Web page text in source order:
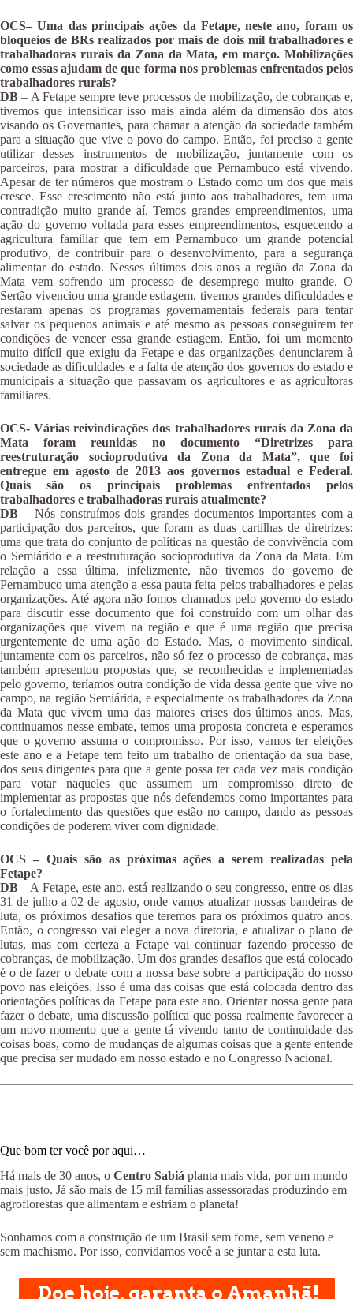
OCS– Uma das principais ações da Fetape, neste ano, foram os
bloqueios de BRs realizados por mais de dois mil trabalhadores e
trabalhadoras rurais da Zona da Mata, em março. Mobilizações
como essas ajudam de que forma nos problemas enfrentados pelos
trabalhadores rurais?
DB – A Fetape sempre teve processos de mobilização, de cobranças e,
tivemos que intensificar isso mais ainda além da dimensão dos atos
visando os Governantes, para chamar a atenção da sociedade também
para a situação que vive o povo do campo. Então, foi preciso a gente
utilizar desses instrumentos de mobilização, juntamente com os
parceiros, para mostrar a dificuldade que Pernambuco está vivendo.
Apesar de ter números que mostram o Estado como um dos que mais
cresce. Esse crescimento não está junto aos trabalhadores, tem uma
contradição muito grande aí. Temos grandes empreendimentos, uma
ação do governo voltada para esses empreendimentos, esquecendo a
agricultura familiar que tem em Pernambuco um grande potencial
produtivo, de contribuir para o desenvolvimento, para a segurança
alimentar do estado. Nesses últimos dois anos a região da Zona da
Mata vem sofrendo um processo de desemprego muito grande. O
Sertão vivenciou uma grande estiagem, tivemos grandes dificuldades e
restaram apenas os programas governamentais federais para tentar
salvar os pequenos animais e até mesmo as pessoas conseguirem ter
condições de vencer essa grande estiagem. Então, foi um momento
muito difícil que exigiu da Fetape e das organizações denunciarem à
sociedade as dificuldades e a falta de atenção dos governos do estado e
municipais a situação que passavam os agricultores e as agricultoras
familiares.
OCS- Várias reivindicações dos trabalhadores rurais da Zona da
Mata foram reunidas no documento “Diretrizes para
reestruturação socioprodutiva da Zona da Mata”, que foi
entregue em agosto de 2013 aos governos estadual e Federal.
Quais são os principais problemas enfrentados pelos
trabalhadores e trabalhadoras rurais atualmente?
DB – Nós construímos dois grandes documentos importantes com a
participação dos parceiros, que foram as duas cartilhas de diretrizes:
uma que trata do conjunto de políticas na questão de convivência com
o Semiárido e a reestruturação socioprodutiva da Zona da Mata. Em
relação a essa última, infelizmente, não tivemos do governo de
Pernambuco uma atenção a essa pauta feita pelos trabalhadores e pelas
organizações. Até agora não fomos chamados pelo governo do estado
para discutir esse documento que foi construído com um olhar das
organizações que vivem na região e que é uma região que precisa
urgentemente de uma ação do Estado. Mas, o movimento sindical,
juntamente com os parceiros, não só fez o processo de cobrança, mas
também apresentou propostas que, se reconhecidas e implementadas
pelo governo, teríamos outra condição de vida dessa gente que vive no
campo, na região Semiárida, e especialmente os trabalhadores da Zona
da Mata que vivem uma das maiores crises dos últimos anos. Mas,
continuamos nesse embate, temos uma proposta concreta e esperamos
que o governo assuma o compromisso. Por isso, vamos ter eleições
este ano e a Fetape tem feito um trabalho de orientação da sua base,
dos seus dirigentes para que a gente possa ter cada vez mais condição
para votar naqueles que assumem um compromisso direto de
implementar as propostas que nós defendemos como importantes para
o fortalecimento das questões que estão no campo, dando as pessoas
condições de poderem viver com dignidade.
OCS – Quais são as próximas ações a serem realizadas pela
Fetape?
DB – A Fetape, este ano, está realizando o seu congresso, entre os dias
31 de julho a 02 de agosto, onde vamos atualizar nossas bandeiras de
luta, os próximos desafios que teremos para os próximos quatro anos.
Então, o congresso vai eleger a nova diretoria, e atualizar o plano de
lutas, mas com certeza a Fetape vai continuar fazendo processo de
cobranças, de mobilização. Um dos grandes desafios que está colocado
é o de fazer o debate com a nossa base sobre a participação do nosso
povo nas eleições. Isso é uma das coisas que está colocada dentro das
orientações políticas da Fetape para este ano. Orientar nossa gente para
fazer o debate, uma discussão política que possa realmente favorecer a
um novo momento que a gente tá vivendo tanto de continuidade das
coisas boas, como de mudanças de algumas coisas que a gente entende
que precisa ser mudado em nosso estado e no Congresso Nacional.
Que bom ter você por aqui…
Há mais de 30 anos, o Centro Sabiá planta mais vida, por um mundo
mais justo. Já são mais de 15 mil famílias assessoradas produzindo em
agroflorestas que alimentam e esfriam o planeta!
Sonhamos com a construção de um Brasil sem fome, sem veneno e
sem machismo. Por isso, convidamos você a se juntar a esta luta.
Doe hoje, garanta o Amanhã!